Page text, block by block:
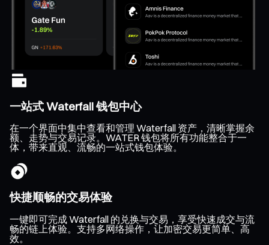
一站式 Waterfall 钱包中心
在一个界面中集中查看和管理 Waterfall 资产，清晰掌握余
额、走势与交易记录。WATER 钱包将所有功能整合于一
体，带来直观、流畅的一站式钱包体验。
快捷顺畅的交易体验
一键即可完成 Waterfall 的兑换与交易，享受快速成交与流
畅的链上体验。支持多网络操作，让加密交易更简单、高
效。